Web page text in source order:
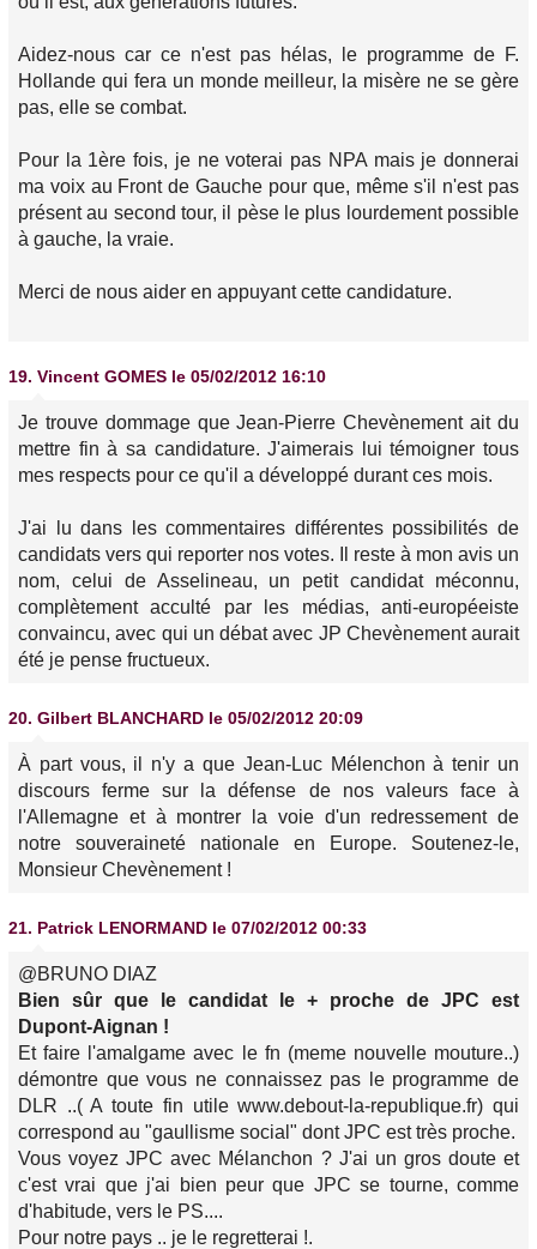
Aidez-nous car ce n'est pas hélas, le programme de F.
Hollande qui fera un monde meilleur, la misère ne se gère
pas, elle se combat.
Pour la 1ère fois, je ne voterai pas NPA mais je donnerai
ma voix au Front de Gauche pour que, même s'il n'est pas
présent au second tour, il pèse le plus lourdement possible
à gauche, la vraie.
Merci de nous aider en appuyant cette candidature.
19. Vincent GOMES le 05/02/2012 16:10
Je trouve dommage que Jean-Pierre Chevènement ait du
mettre fin à sa candidature. J'aimerais lui témoigner tous
mes respects pour ce qu'il a développé durant ces mois.
J'ai lu dans les commentaires différentes possibilités de
candidats vers qui reporter nos votes. Il reste à mon avis un
nom, celui de Asselineau, un petit candidat méconnu,
complètement acculté par les médias, anti-européeiste
convaincu, avec qui un débat avec JP Chevènement aurait
été je pense fructueux.
20. Gilbert BLANCHARD le 05/02/2012 20:09
À part vous, il n'y a que Jean-Luc Mélenchon à tenir un
discours ferme sur la défense de nos valeurs face à
l'Allemagne et à montrer la voie d'un redressement de
notre souveraineté nationale en Europe. Soutenez-le,
Monsieur Chevènement !
21. Patrick LENORMAND le 07/02/2012 00:33
@BRUNO DIAZ
Bien sûr que le candidat le + proche de JPC est
Dupont-Aignan !
Et faire l'amalgame avec le fn (meme nouvelle mouture..)
démontre que vous ne connaissez pas le programme de
DLR ..( A toute fin utile www.debout-la-republique.fr) qui
correspond au "gaullisme social" dont JPC est très proche.
Vous voyez JPC avec Mélanchon ? J'ai un gros doute et
c'est vrai que j'ai bien peur que JPC se tourne, comme
d'habitude, vers le PS....
Pour notre pays .. je le regretterai !.